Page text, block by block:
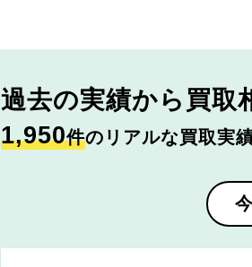
過去の実績から 買取
1,950件のリアルな買取実